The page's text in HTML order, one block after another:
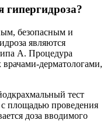
гипергидроза?
безопасным и
являются
А. Процедура
дерматологами,
тест
площадью проведения
доза вводимого